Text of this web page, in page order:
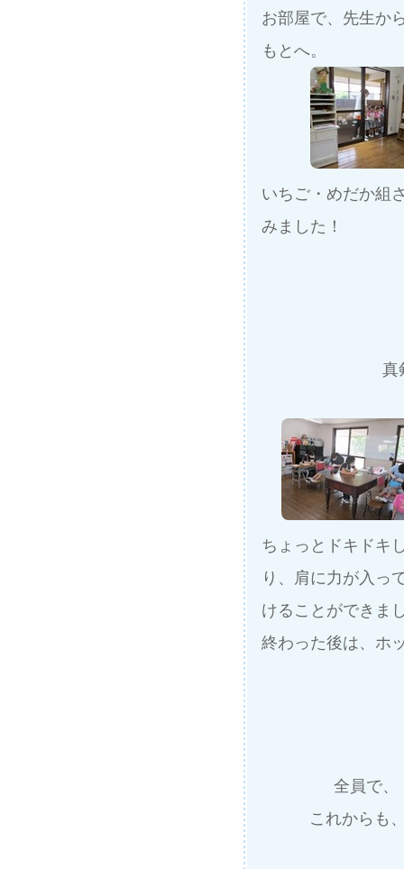
お部屋で、先生か
もとへ。
いちご・めだか組
みました！
真
ちょっとドキドキ
り、肩に力が入っ
けることができま
終わった後は、ホ
全員で、
これからも